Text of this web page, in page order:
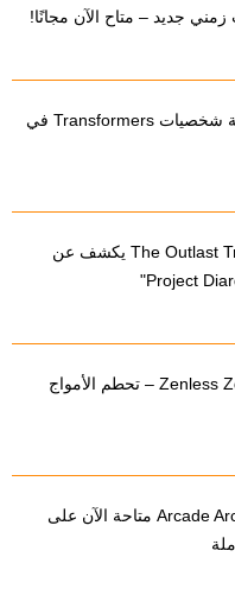
جديد – متاح الآن مجانًا!
PUBG Mobile – إضافة شخصيات Transformers في
الموسم الرابع من The Outlast Trials يكشف عن
تحديث Zenless Zone Zero v2.1 – تحطم الأمواج
Arcade Archives Air Combat 22 متاحة الآن على